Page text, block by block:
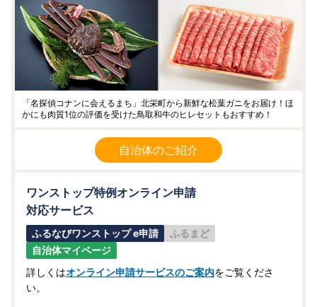
「名探偵コナンに会えるまち」北栄町から新鮮な松葉ガニをお届け！ほ
かにも肉質1位の評価を受けた鳥取和牛のヒレセットもおすすめ！
自治体のご紹介
ワンストップ特例オンライン申請
対応サービス
ふるなびワンストップ e申請
ふるまど
自治体マイページ
詳しくはオンライン申請サービスのご案内をご覧くださ
い。